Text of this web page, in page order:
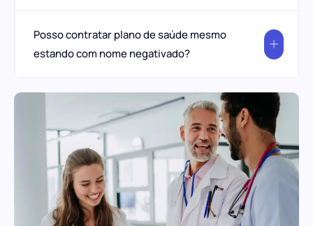
Posso contratar plano de saúde mesmo
estando com nome negativado?